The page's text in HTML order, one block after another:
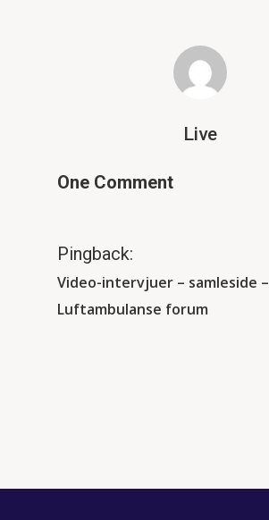
Live
One Comment
Pingback:
Video-intervjuer – samleside –
Luftambulanse forum